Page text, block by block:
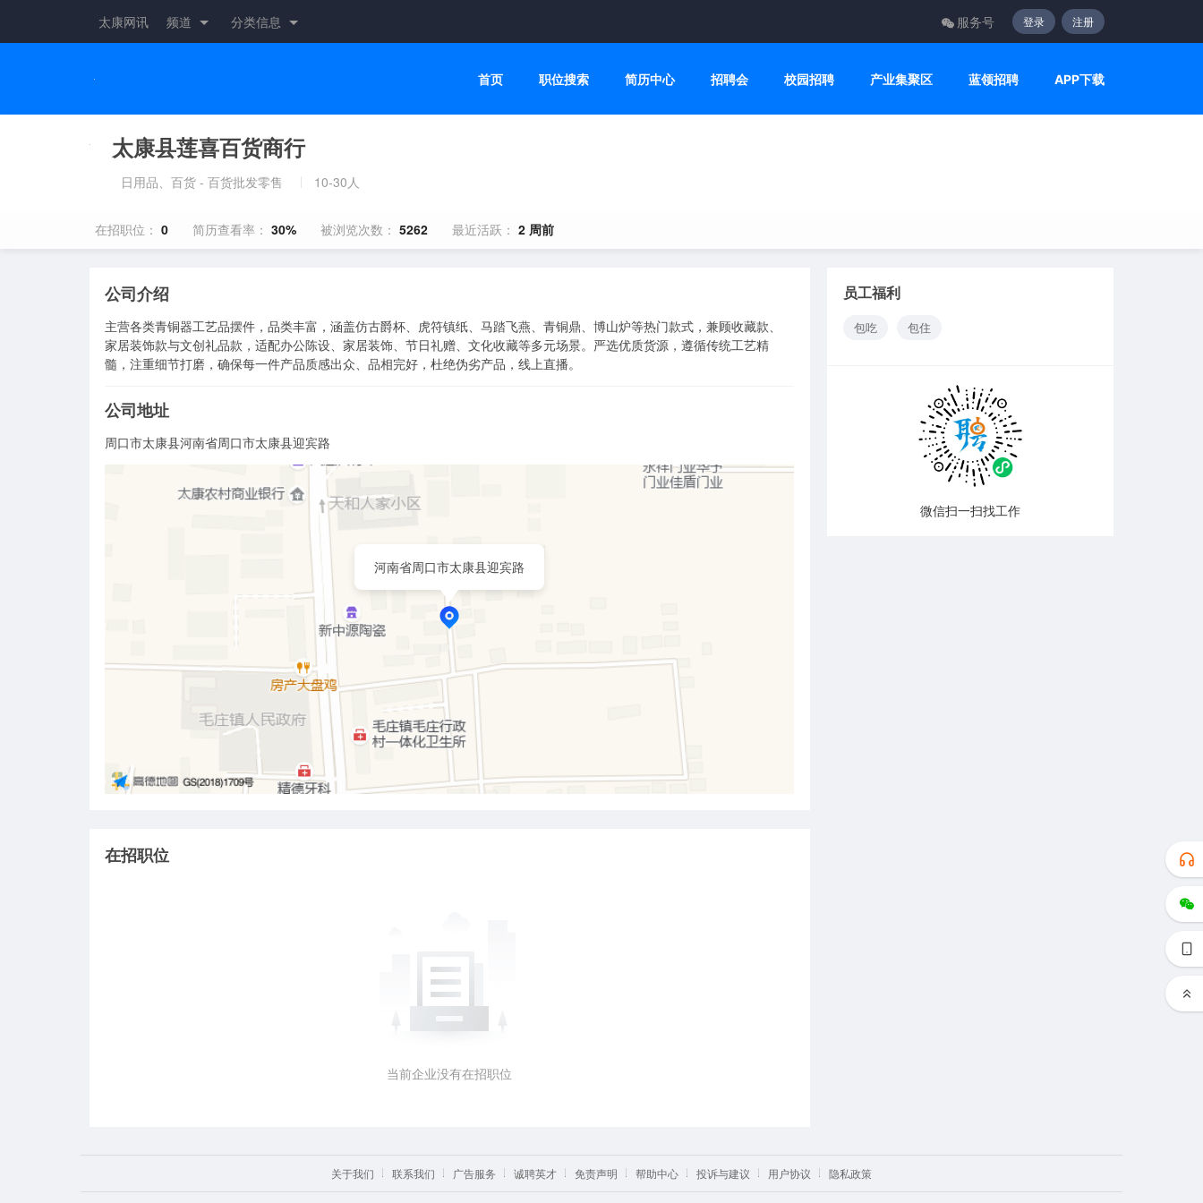
太康网讯 频道 分类信息 服务号 登录 注册
首页 职位搜索 简历中心 招聘会 校园招聘 产业集聚区 蓝领招聘 APP下载
太康县莲喜百货商行
日用品、百货 - 百货批发零售 10-30人
在招职位： 0 简历查看率： 30% 被浏览次数： 5262 最近活跃： 2 周前
公司介绍
主营各类青铜器工艺品摆件，品类丰富，涵盖仿古爵杯、虎符镇纸、马踏飞燕、青铜鼎、博山炉等热门款式，兼顾收藏款、
家居装饰款与文创礼品款，适配办公陈设、家居装饰、节日礼赠、文化收藏等多元场景。严选优质货源，遵循传统工艺精
髓，注重细节打磨，确保每一件产品质感出众、品相完好，杜绝伪劣产品，线上直播。
公司地址
周口市太康县河南省周口市太康县迎宾路
河南省周口市太康县迎宾路
在招职位
当前企业没有在招职位
员工福利
包吃 包住
微信扫一扫找工作
关于我们 联系我们 广告服务 诚聘英才 免责声明 帮助中心 投诉与建议 用户协议 隐私政策